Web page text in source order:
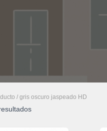
/ gris oscuro jaspeado HD